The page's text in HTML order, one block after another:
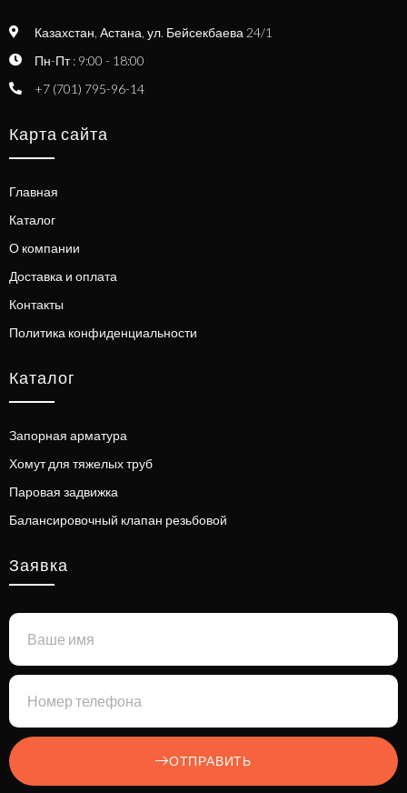
Казахстан, Астана, ул. Бейсекбаева 24/1
Пн-Пт : 9:00 - 18:00
+7 (701) 795-96-14
Карта сайта
Главная
Каталог
О компании
Доставка и оплата
Контакты
Политика конфиденциальности
Каталог
Запорная арматура
Хомут для тяжелых труб
Паровая задвижка
Балансировочный клапан резьбовой
Заявка
ОТПРАВИТЬ